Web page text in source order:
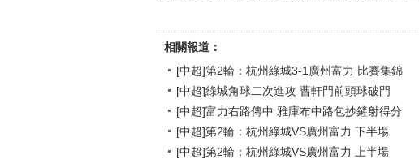
相關報道：
[中超]第2輪：杭州綠城3-1廣州富力 比賽集錦
[中超]綠城角球二次進攻 曹軒門前頭球破門
[中超]富力右路傳中 雅庫布中路包抄鏟射得分
[中超]第2輪：杭州綠城VS廣州富力 下半場
[中超]第2輪：杭州綠城VS廣州富力 上半場